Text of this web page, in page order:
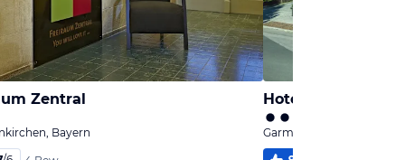
Zentral
Bayern
Hotel Zugspitze
Garmisch-Partenkirchen,